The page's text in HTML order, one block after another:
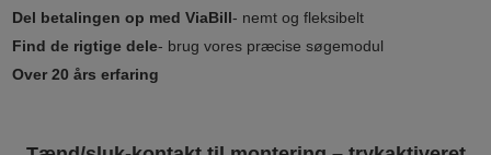
Del betalingen op med ViaBill- nemt og fleksibelt
Find de rigtige dele- brug vores præcise søgemodul
Over 20 års erfaring